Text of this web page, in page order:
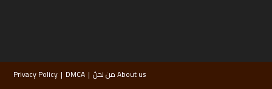
About us من نحنُ DMCA
Privacy Policy